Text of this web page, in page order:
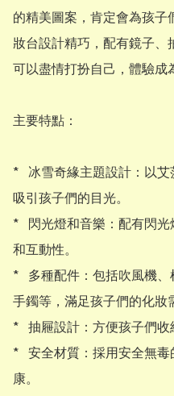
的精美圖案，肯定會為孩
妝台設計精巧，配有鏡子、
可以盡情打扮自己，體驗成
主要特點：
*   冰雪奇緣主題設計：以
吸引孩子們的目光。
*   閃光燈和音樂：配有閃
和互動性。
*   多種配件：包括吹風機
手鐲等，滿足孩子們的化妝
*   抽屜設計：方便孩子們收
*   安全材質：採用安全無
康。